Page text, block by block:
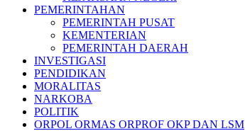
PEMERINTAHAN
PEMERINTAH PUSAT
KEMENTERIAN
PEMERINTAH DAERAH
INVESTIGASI
PENDIDIKAN
MORALITAS
NARKOBA
POLITIK
ORPOL ORMAS ORPROF OKP DAN LSM